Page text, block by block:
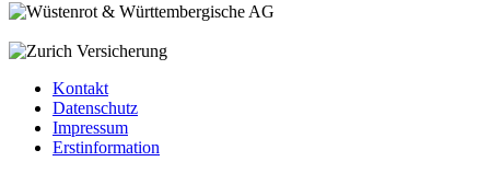
Kontakt
Datenschutz
Impressum
Erstinformation